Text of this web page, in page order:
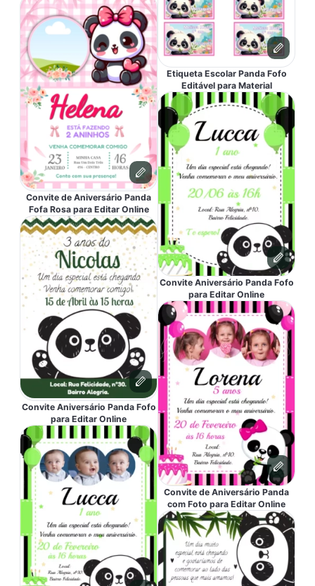
Convite de Aniversário Panda
Fofa Rosa para Editar Online
Convite Aniversário Panda Fofo
para Editar Online
Etiqueta Escolar Panda Fofo
Editável para Material
Convite Aniversário Panda Fofo
para Editar Online
Convite de Aniversário Panda
com Foto para Editar Online